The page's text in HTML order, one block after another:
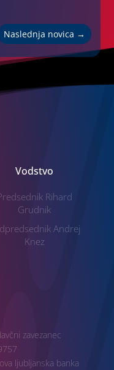
Naslednja novica →
Vodstvo
Rihard
Grudnik
Andrej
Knez
zavezanec
ljubljanska banka